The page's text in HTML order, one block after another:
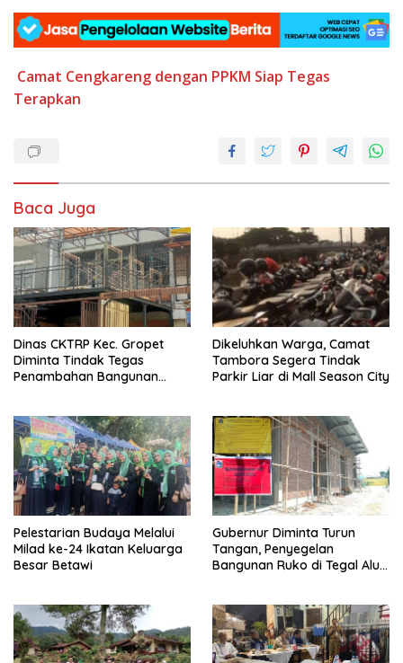
Camat Cengkareng dengan PPKM Siap Tegas
Terapkan
Baca Juga
Dinas CKTRP Kec. Gropet
Diminta Tindak Tegas
Penambahan Bangunan
Dikeluhkan Warga, Camat
Tambora Segera Tindak
Parkir Liar di Mall Season City
Pelestarian Budaya Melalui
Milad ke-24 Ikatan Keluarga
Besar Betawi
Gubernur Diminta Turun
Tangan, Penyegelan
Bangunan Ruko di Tegal Alur